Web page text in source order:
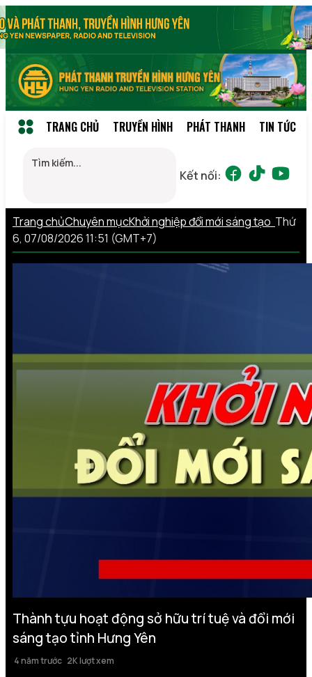
TRANG CHỦ TRUYỀN HÌNH PHÁT THANH TIN TỨC
Kết nối:
Trang chủChuyên mụcKhởi nghiệp đổi mới sáng tạo Thứ
6, 07/08/2026 11:51 (GMT+7)
Thành tựu hoạt động sở hữu trí tuệ và đổi mới
sáng tạo tỉnh Hưng Yên
4 năm trước 2K lượt xem